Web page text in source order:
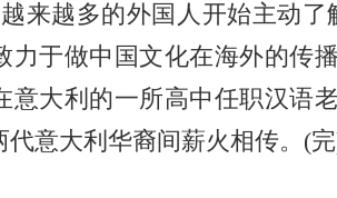
越多的外国人开始主动了
力于做中国文化在海外的传
意大利的一所高中任职汉语
代意大利华裔间薪火相传。(